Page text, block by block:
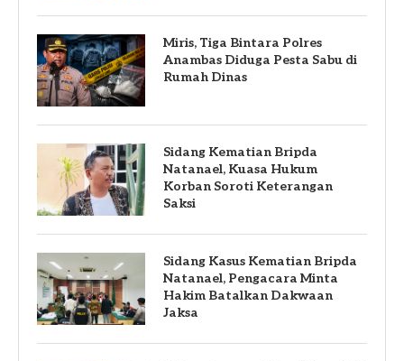
Miris, Tiga Bintara Polres
Anambas Diduga Pesta Sabu di
Rumah Dinas
Sidang Kematian Bripda
Natanael, Kuasa Hukum
Korban Soroti Keterangan
Saksi
Sidang Kasus Kematian Bripda
Natanael, Pengacara Minta
Hakim Batalkan Dakwaan
Jaksa